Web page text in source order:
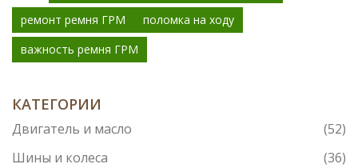
ремонт ремня ГРМ
поломка на ходу
важность ремня ГРМ
КАТЕГОРИИ
Двигатель и масло
(52)
Шины и колеса
(36)